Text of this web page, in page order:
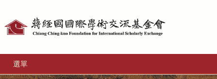
選單